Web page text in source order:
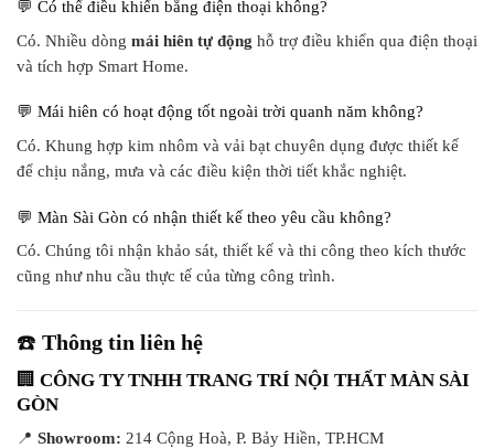
💬 Có thể điều khiển bằng điện thoại không?
Có. Nhiều dòng mái hiên tự động hỗ trợ điều khiển qua điện thoại
và tích hợp Smart Home.
💬 Mái hiên có hoạt động tốt ngoài trời quanh năm không?
Có. Khung hợp kim nhôm và vải bạt chuyên dụng được thiết kế
để chịu nắng, mưa và các điều kiện thời tiết khắc nghiệt.
💬 Màn Sài Gòn có nhận thiết kế theo yêu cầu không?
Có. Chúng tôi nhận khảo sát, thiết kế và thi công theo kích thước
cũng như nhu cầu thực tế của từng công trình.
☎️ Thông tin liên hệ
🏢 CÔNG TY TNHH TRANG TRÍ NỘI THẤT MÀN SÀI
GÒN
📍 Showroom: 214 Cộng Hoà, P. Bảy Hiền, TP.HCM